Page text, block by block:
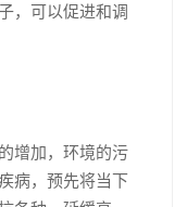
，可以促进和调
增加，环境的污
病，预先将当下